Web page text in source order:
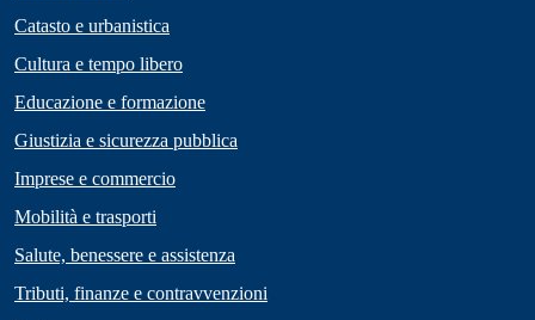
Catasto e urbanistica
Cultura e tempo libero
Educazione e formazione
Giustizia e sicurezza pubblica
Imprese e commercio
Mobilità e trasporti
Salute, benessere e assistenza
Tributi, finanze e contravvenzioni